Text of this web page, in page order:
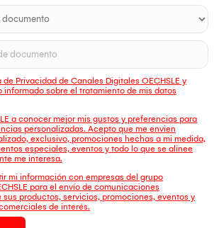
Privacidad de Canales Digitales OECHSLE y
informado sobre el tratamiento de mis datos
a conocer mejor mis gustos y preferencias para
personalizadas. Acepto que me envien
exclusivo, promociones hechas a mi medida,
especiales, eventos y todo lo que se alinee
me interesa.
mi información con empresas del grupo
para el envío de comunicaciones
productos, servicios, promociones, eventos y
de interés.